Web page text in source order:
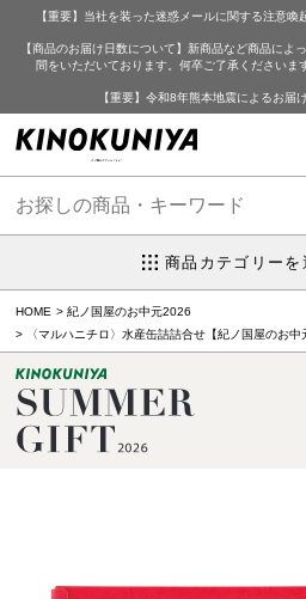
【重要】当社を装った迷惑メールに関する注意
【商品のお届け日数について】新商品など商品によ
間をいただいております。何卒ご了承くださいま
【重要】令和8年熊本地震によるお届
商品カテゴリーを
HOME
紀ノ国屋のお中元2026
〈マルハニチロ〉水産缶詰詰合せ【紀ノ国屋のお中